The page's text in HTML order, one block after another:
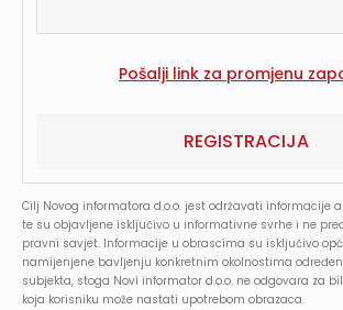
REGISTRACIJA
Cilj Novog informatora d.o.o. jest održavati informacije
te su objavljene isključivo u informativne svrhe i ne
pravni savjet. Informacije u obrascima su isključivo
namijenjene bavljenju konkretnim okolnostima
subjekta, stoga Novi informator d.o.o. ne odgovara za
koja korisniku može nastati upotrebom obrazaca.